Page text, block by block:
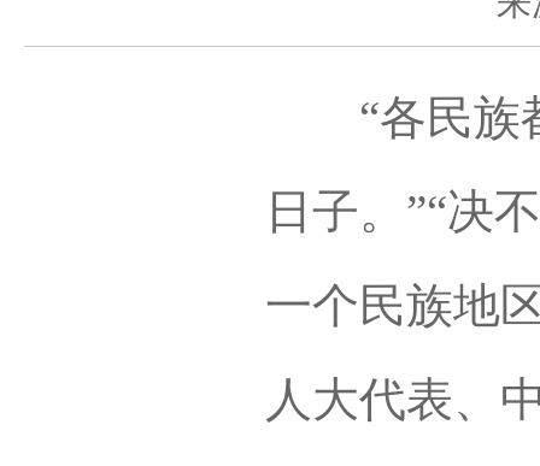
“各民族都
日子。”“决
一个民族地
人大代表、